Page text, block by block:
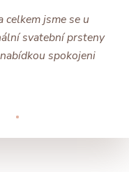
celkem jsme se u
svatební prsteny
spokojeni